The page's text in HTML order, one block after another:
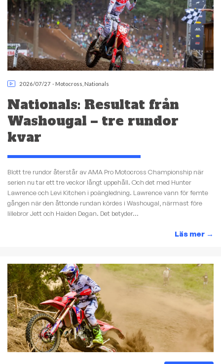
2026/07/27 - Motocross Nationals
Nationals: Resultat från
Washougal – tre rundor
kvar
Blott tre rundor återstår av AMA Pro Motocross Championship när
serien nu tar ett tre veckor långt uppehåll. Och det med Hunter
Lawrence och Levi Kitchen i poängledning. Lawrence vann för femte
gången när den åttonde rundan kördes i Washougal, närmast före
lillebror Jett och Haiden Degan. Det betyder...
Läs mer →